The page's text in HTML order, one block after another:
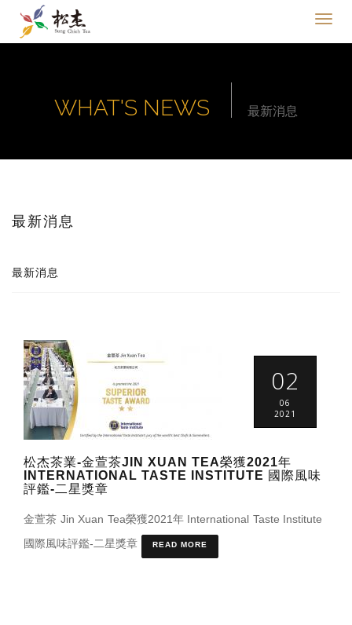
WHAT'S NEWS 最新消息
最新消息
最新消息
02
06
2021
松杰茶業-金萱茶JIN XUAN TEA榮獲2021年
INTERNATIONAL TASTE INSTITUTE 國際風味
評鑑-二星獎章
金萱茶 Jin Xuan Tea榮獲2021年 International Taste Institute
國際風味評鑑-二星獎章
READ MORE